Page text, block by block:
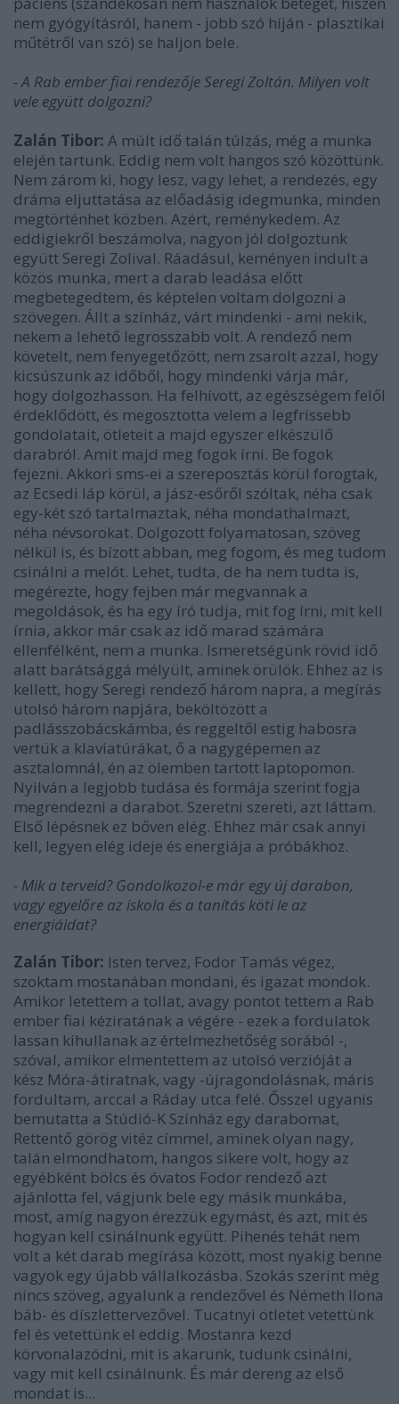
nem gyógyításról, hanem - jobb szó híján - plasztikai
műtétről van szó) se haljon bele.
- A Rab ember fiai rendezője Seregi Zoltán. Milyen volt
vele együtt dolgozni?
Zalán Tibor: A múlt idő talán túlzás, még a munka
elején tartunk. Eddig nem volt hangos szó közöttünk.
Nem zárom ki, hogy lesz, vagy lehet, a rendezés, egy
dráma eljuttatása az előadásig idegmunka, minden
megtörténhet közben. Azért, reménykedem. Az
eddigiekről beszámolva, nagyon jól dolgoztunk
együtt Seregi Zolival. Ráadásul, keményen indult a
közös munka, mert a darab leadása előtt
megbetegedtem, és képtelen voltam dolgozni a
szövegen. Állt a színház, várt mindenki - ami nekik,
nekem a lehető legrosszabb volt. A rendező nem
követelt, nem fenyegetőzött, nem zsarolt azzal, hogy
kicsúszunk az időből, hogy mindenki várja már,
hogy dolgozhasson. Ha felhívott, az egészségem felől
érdeklődött, és megosztotta velem a legfrissebb
gondolatait, ötleteit a majd egyszer elkészülő
darabról. Amit majd meg fogok írni. Be fogok
fejezni. Akkori sms-ei a szereposztás körül forogtak,
az Ecsedi láp körül, a jász-esőről szóltak, néha csak
egy-két szó tartalmaztak, néha mondathalmazt,
néha névsorokat. Dolgozott folyamatosan, szöveg
nélkül is, és bízott abban, meg fogom, és meg tudom
csinálni a melót. Lehet, tudta, de ha nem tudta is,
megérezte, hogy fejben már megvannak a
megoldások, és ha egy író tudja, mit fog írni, mit kell
írnia, akkor már csak az idő marad számára
ellenfélként, nem a munka. Ismeretségünk rövid idő
alatt barátsággá mélyült, aminek örülök. Ehhez az is
kellett, hogy Seregi rendező három napra, a megírás
utolsó három napjára, beköltözött a
padlásszobácskámba, és reggeltől estig habosra
vertük a klaviatúrákat, ő a nagygépemen az
asztalomnál, én az ölemben tartott laptopomon.
Nyilván a legjobb tudása és formája szerint fogja
megrendezni a darabot. Szeretni szereti, azt láttam.
Első lépésnek ez bőven elég. Ehhez már csak annyi
kell, legyen elég ideje és energiája a próbákhoz.
- Mik a terveid? Gondolkozol-e már egy új darabon,
vagy egyelőre az iskola és a tanítás köti le az
energiáidat?
Zalán Tibor: Isten tervez, Fodor Tamás végez,
szoktam mostanában mondani, és igazat mondok.
Amikor letettem a tollat, avagy pontot tettem a Rab
ember fiai kéziratának a végére - ezek a fordulatok
lassan kihullanak az értelmezhetőség sorából -,
szóval, amikor elmentettem az utolsó verzióját a
kész Móra-átiratnak, vagy -újragondolásnak, máris
fordultam, arccal a Ráday utca felé. Ősszel ugyanis
bemutatta a Stúdió-K Színház egy darabomat,
Rettentő görög vitéz címmel, aminek olyan nagy,
talán elmondhatom, hangos sikere volt, hogy az
egyébként bölcs és óvatos Fodor rendező azt
ajánlotta fel, vágjunk bele egy másik munkába,
most, amíg nagyon érezzük egymást, és azt, mit és
hogyan kell csinálnunk együtt. Pihenés tehát nem
volt a két darab megírása között, most nyakig benne
vagyok egy újabb vállalkozásba. Szokás szerint még
nincs szöveg, agyalunk a rendezővel és Németh Ilona
báb- és díszlettervezővel. Tucatnyi ötletet vetettünk
fel és vetettünk el eddig. Mostanra kezd
körvonalazódni, mit is akarunk, tudunk csinálni,
vagy mit kell csinálnunk. És már dereng az első
mondat is...